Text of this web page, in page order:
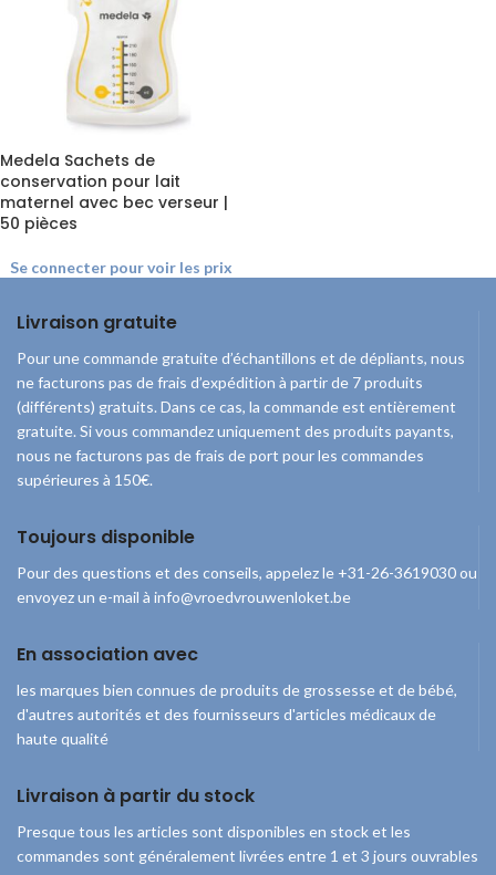
Medela Sachets de
conservation pour lait
maternel avec bec verseur |
50 pièces
Se connecter pour voir les prix
Livraison gratuite
Pour une commande gratuite d’échantillons et de dépliants, nous
ne facturons pas de frais d’expédition à partir de 7 produits
(différents) gratuits. Dans ce cas, la commande est entièrement
gratuite. Si vous commandez uniquement des produits payants,
nous ne facturons pas de frais de port pour les commandes
supérieures à 150€.
Toujours disponible
Pour des questions et des conseils, appelez le +31-26-3619030 ou
envoyez un e-mail à info@vroedvrouwenloket.be
En association avec
les marques bien connues de produits de grossesse et de bébé,
d'autres autorités et des fournisseurs d'articles médicaux de
haute qualité
Livraison à partir du stock
Presque tous les articles sont disponibles en stock et les
commandes sont généralement livrées entre 1 et 3 jours ouvrables